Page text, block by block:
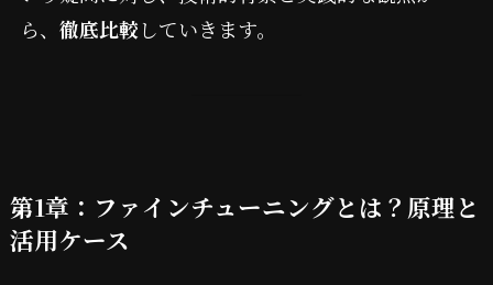
ら、 徹底比較していきます。
第1章：ファインチューニングとは？原理と
活用ケース